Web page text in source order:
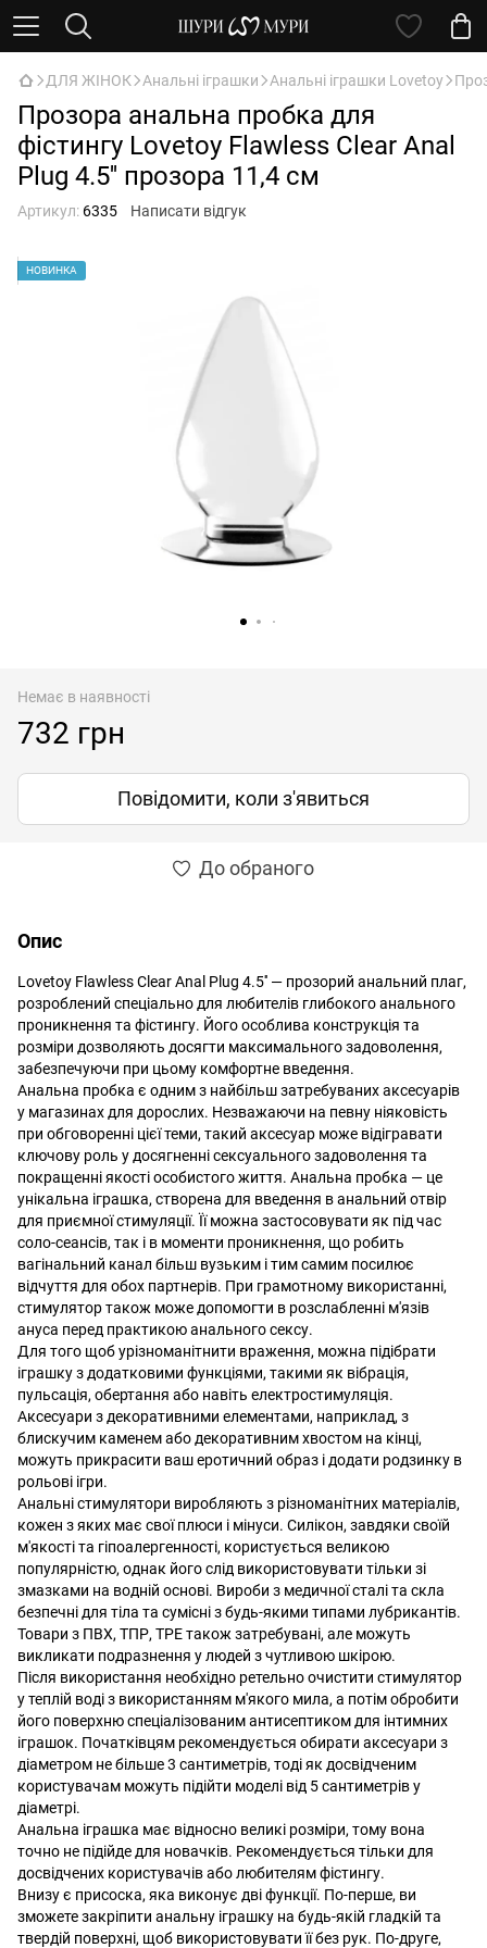
ДЛЯ ЖІНОК Анальні іграшки Анальні іграшки Lovetoy
Прозора анальна пробка для
фістингу Lovetoy Flawless Clear Anal
Plug 4.5'' прозора 11,4 см
Артикул: 6335 Написати відгук
НОВИНКА
Немає в наявності
732 грн
Повідомити, коли з'явиться
До обраного
Опис
Lovetoy Flawless Clear Anal Plug 4.5'' — прозорий анальний плаг,
розроблений спеціально для любителів глибокого анального
проникнення та фістингу. Його особлива конструкція та
розміри дозволяють досягти максимального задоволення,
забезпечуючи при цьому комфортне введення.
Анальна пробка є одним з найбільш затребуваних аксесуарів
у магазинах для дорослих. Незважаючи на певну ніяковість
при обговоренні цієї теми, такий аксесуар може відігравати
ключову роль у досягненні сексуального задоволення та
покращенні якості особистого життя. Анальна пробка — це
унікальна іграшка, створена для введення в анальний отвір
для приємної стимуляції. Її можна застосовувати як під час
соло-сеансів, так і в моменти проникнення, що робить
вагінальний канал більш вузьким і тим самим посилює
відчуття для обох партнерів. При грамотному використанні,
стимулятор також може допомогти в розслабленні м'язів
ануса перед практикою анального сексу.
Для того щоб урізноманітнити враження, можна підібрати
іграшку з додатковими функціями, такими як вібрація,
пульсація, обертання або навіть електростимуляція.
Аксесуари з декоративними елементами, наприклад, з
блискучим каменем або декоративним хвостом на кінці,
можуть прикрасити ваш еротичний образ і додати родзинку в
рольові ігри.
Анальні стимулятори виробляють з різноманітних матеріалів,
кожен з яких має свої плюси і мінуси. Силікон, завдяки своїй
м'якості та гіпоалергенності, користується великою
популярністю, однак його слід використовувати тільки зі
змазками на водній основі. Вироби з медичної сталі та скла
безпечні для тіла та сумісні з будь-якими типами лубрикантів.
Товари з ПВХ, ТПР, ТРЕ також затребувані, але можуть
викликати подразнення у людей з чутливою шкірою.
Після використання необхідно ретельно очистити стимулятор
у теплій воді з використанням м'якого мила, а потім обробити
його поверхню спеціалізованим антисептиком для інтимних
іграшок. Початківцям рекомендується обирати аксесуари з
діаметром не більше 3 сантиметрів, тоді як досвідченим
користувачам можуть підійти моделі від 5 сантиметрів у
діаметрі.
Анальна іграшка має відносно великі розміри, тому вона
точно не підійде для новачків. Рекомендується тільки для
досвідчених користувачів або любителям фістингу.
Внизу є присоска, яка виконує дві функції. По-перше, ви
зможете закріпити анальну іграшку на будь-якій гладкій та
твердій поверхні, щоб використовувати її без рук. По-друге,